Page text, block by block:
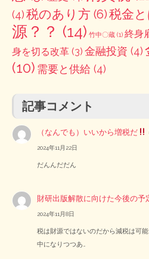
(4)税のあり方 (6)税金と
源？？ (14) 竹中〇蔵 (1) 終身
身を切る改革 (3) 金融投資 (4)
(10) 需要と供給 (4)
記事コメント
（なんでも）いいから増税だ
2024年11月22日
だんんだだん
財研出版解散に向けた今後の予
2024年11月8日
税は財源ではないのだから減税は可
中になりつつあ…